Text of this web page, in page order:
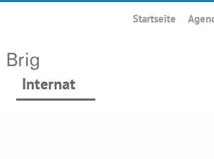
Startseite
Internat